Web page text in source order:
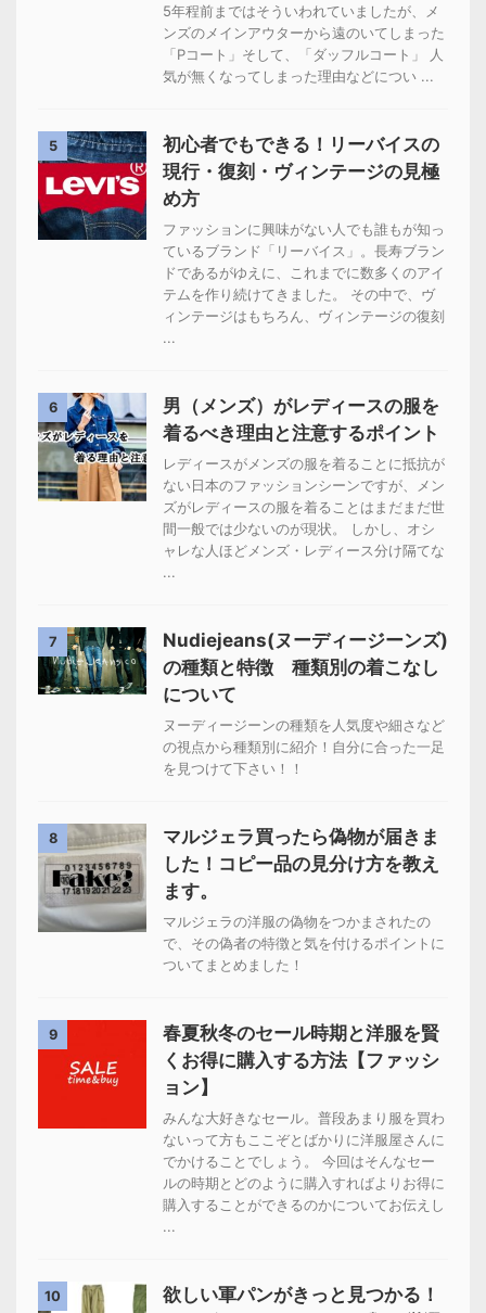
5年程前まではそういわれていましたが、メ
ンズのメインアウターから遠のいてしまった
「Pコート」そして、「ダッフルコート」 人
気が無くなってしまった理由などについ ...
5
初心者でもできる！リーバイスの
現行・復刻・ヴィンテージの見極
め方
ファッションに興味がない人でも誰もが知っ
ているブランド「リーバイス」。長寿ブラン
ドであるがゆえに、これまでに数多くのアイ
テムを作り続けてきました。 その中で、ヴ
ィンテージはもちろん、ヴィンテージの復刻
...
6
男（メンズ）がレディースの服を
着るべき理由と注意するポイント
レディースがメンズの服を着ることに抵抗が
ない日本のファッションシーンですが、メン
ズがレディースの服を着ることはまだまだ世
間一般では少ないのが現状。 しかし、オシ
ャレな人ほどメンズ・レディース分け隔てな
...
7
Nudiejeans(ヌーディージーンズ)
の種類と特徴 種類別の着こなし
について
ヌーディージーンの種類を人気度や細さなど
の視点から種類別に紹介！自分に合った一足
を見つけて下さい！！
8
マルジェラ買ったら偽物が届きま
した！コピー品の見分け方を教え
ます。
マルジェラの洋服の偽物をつかまされたの
で、その偽者の特徴と気を付けるポイントに
ついてまとめました！
9
春夏秋冬のセール時期と洋服を賢
くお得に購入する方法【ファッシ
ョン】
みんな大好きなセール。普段あまり服を買わ
ないって方もここぞとばかりに洋服屋さんに
でかけることでしょう。 今回はそんなセー
ルの時期とどのように購入すればよりお得に
購入することができるのかについてお伝えし
...
10
欲しい軍パンがきっと見つかる！